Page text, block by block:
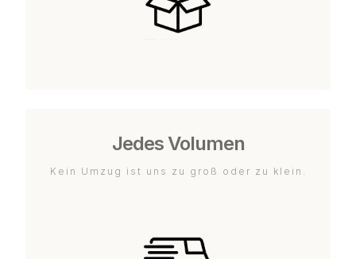
Jedes Volumen
Kein Umzug ist uns zu groß oder zu klein.